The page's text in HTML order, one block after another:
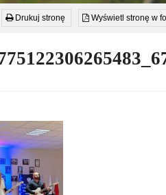
Drukuj stronę Wyświetl stronę w